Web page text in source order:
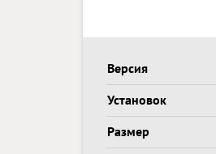
Версия
Установок
Размер